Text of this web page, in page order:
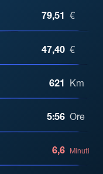
DI
79,51 €
47,40 €
621 Km
5:56 Ore
6,6 Minuti